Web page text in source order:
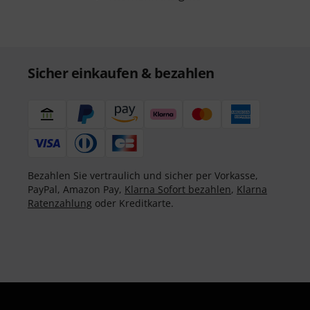
Sicher einkaufen & bezahlen
Bezahlen Sie vertraulich und sicher per Vorkasse,
PayPal, Amazon Pay, Klarna Sofort bezahlen, Klarna
Ratenzahlung oder Kreditkarte.